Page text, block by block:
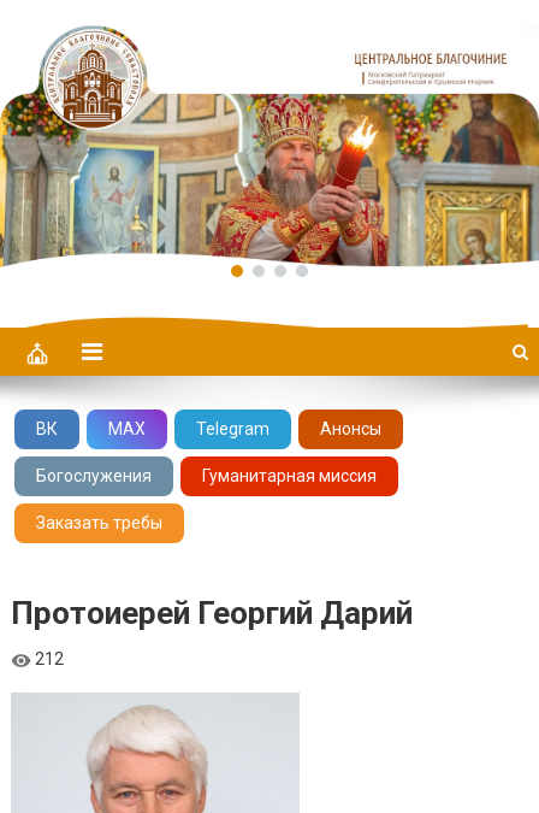
Центральное Благочиние
ВК MAX Telegram Анонсы
Богослужения Гуманитарная миссия
Заказать требы
Протоиерей Георгий Дарий
212